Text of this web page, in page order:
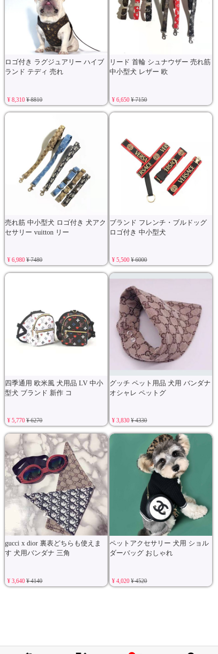
ロゴ付き ラグジュアリー ハイブ
ランド テディ 売れ
¥ 8,310¥ 8810
リード 首輪 シュナウザー 売れ筋
中小型犬 レザー 欧
¥ 6,650¥ 7150
売れ筋 中小型犬 ロゴ付き 犬アク
セサリー vuitton リー
¥ 6,980¥ 7480
ブランド フレンチ・ブルドッグ
ロゴ付き 中小型犬
¥ 5,500¥ 6000
四季通用 欧米風 犬用品 LV 中小
型犬 ブランド 新作 コ
¥ 5,770¥ 6270
グッチ ペット用品 犬用 バンダナ
オシャレ ペットグ
¥ 3,830¥ 4330
gucci x dior 裏表どちらも使えま
す 犬用バンダナ 三角
¥ 3,640¥ 4140
ペットアクセサリー 犬用 ショル
ダーバッグ おしゃれ
¥ 4,020¥ 4520